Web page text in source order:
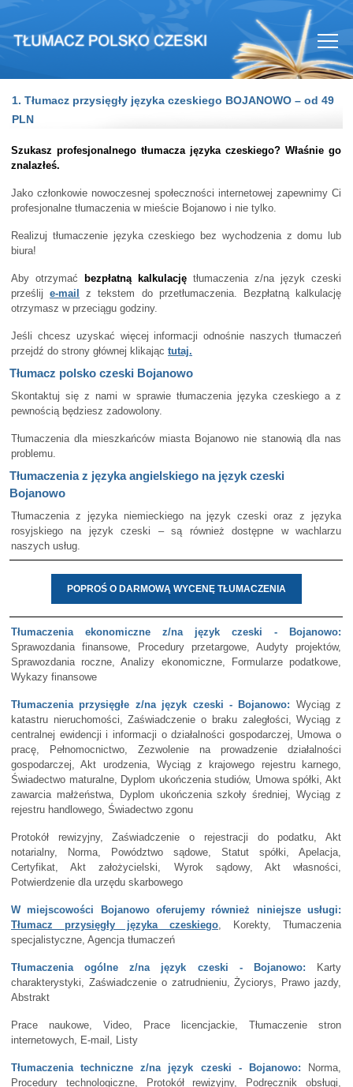
1. Tłumacz przysięgły języka czeskiego BOJANOWO – od 49
PLN
Szukasz profesjonalnego tłumacza języka czeskiego? Właśnie go
znalazłeś.
Jako członkowie nowoczesnej społeczności internetowej zapewnimy Ci
profesjonalne tłumaczenia w mieście Bojanowo i nie tylko.
Realizuj tłumaczenie języka czeskiego bez wychodzenia z domu lub
biura!
Aby otrzymać bezpłatną kalkulację tłumaczenia z/na język czeski
prześlije-mail
z tekstem do przetłumaczenia. Bezpłatną kalkulację
otrzymasz w przeciągu godziny.
Jeśli chcesz uzyskać więcej informacji odnośnie naszych tłumaczeń
przejdź do strony głównej klikając tutaj.
Tłumacz polsko czeski Bojanowo
Skontaktuj się z nami w sprawie tłumaczenia języka czeskiego a z
pewnością będziesz zadowolony.
Tłumaczenia dla mieszkańców miasta Bojanowo nie stanowią dla nas
problemu.
Tłumaczenia z języka angielskiego na język czeski
Bojanowo
Tłumaczenia z języka niemieckiego na język czeski oraz z języka
rosyjskiego na język czeski – są również dostępne w wachlarzu
naszych usług.
POPROŚ O DARMOWĄ WYCENĘ TŁUMACZENIA
Tłumaczenia ekonomiczne z/na język czeski - Bojanowo:
Sprawozdania finansowe, Procedury przetargowe, Audyty projektów,
Sprawozdania roczne, Analizy ekonomiczne, Formularze podatkowe,
Wykazy finansowe
Tłumaczenia przysięgłe z/na język czeski - Bojanowo: Wyciąg z
katastru nieruchomości, Zaświadczenie o braku zaległości, Wyciąg z
centralnej ewidencji i informacji o działalności gospodarczej, Umowa o
pracę, Pełnomocnictwo, Zezwolenie na prowadzenie działalności
gospodarczej, Akt urodzenia, Wyciąg z krajowego rejestru karnego,
Świadectwo maturalne, Dyplom ukończenia studiów, Umowa spółki, Akt
zawarcia małżeństwa, Dyplom ukończenia szkoły średniej, Wyciąg z
rejestru handlowego, Świadectwo zgonu
Protokół rewizyjny, Zaświadczenie o rejestracji do podatku, Akt
notarialny, Norma, Powództwo sądowe, Statut spółki, Apelacja,
Certyfikat, Akt założycielski, Wyrok sądowy, Akt własności,
Potwierdzenie dla urzędu skarbowego
W miejscowości Bojanowo oferujemy również niniejsze usługi:
Tłumacz przysięgły języka czeskiego, Korekty, Tłumaczenia
specjalistyczne, Agencja tłumaczeń
Tłumaczenia ogólne z/na język czeski - Bojanowo: Karty
charakterystyki, Zaświadczenie o zatrudnieniu, Życiorys, Prawo jazdy,
Abstrakt
Prace naukowe, Video, Prace licencjackie, Tłumaczenie stron
internetowych, E-mail, Listy
Tłumaczenia techniczne z/na język czeski - Bojanowo: Norma,
Procedury technologiczne, Protokół rewizyjny, Podręcznik obsługi,